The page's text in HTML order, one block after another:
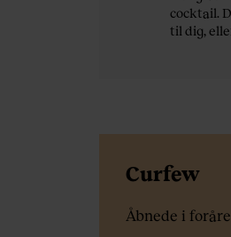
cocktail.
til dig,
Curfew
Åbnede i